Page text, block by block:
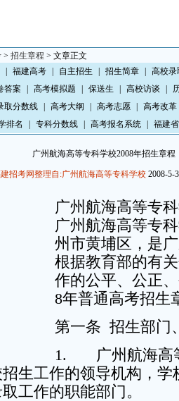
> 招生章程 > 文章正文
福建高考 自主招生 招生简章
高校录
答案 高考模拟题 保送生 高校访谈
取分数线 高考大纲 高考志愿
高考改革
排名 专科分数线 高考报名系统 福建
广州航海高等专科学校2008年招生章程
招考网整理自:广州航海高等专科学校 2008-5-
广州航海高等专
广州航海高等专
州市黄埔区，是
根据教育部的有
作的公平、公正
8年普通高考招生
第一条 招生部门
1. 广州航海高
生工作的领导机构，
工作的职能部门。